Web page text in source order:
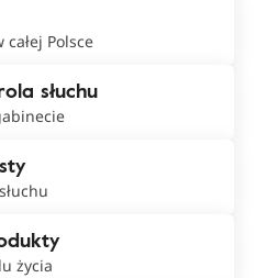
Polsce
słuchu
życia